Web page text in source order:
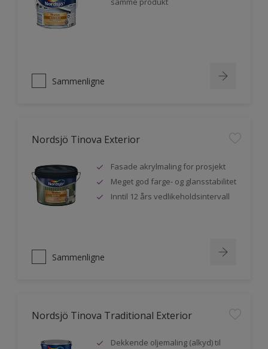
Sammenligne
Nordsjö Tinova Exterior
Fasade akrylmaling for prosjekt
Meget god farge- og glansstabilitet
Inntil 12 års vedlikeholdsintervall
Sammenligne
Nordsjö Tinova Traditional Exterior
Dekkende oljemaling (alkyd) til